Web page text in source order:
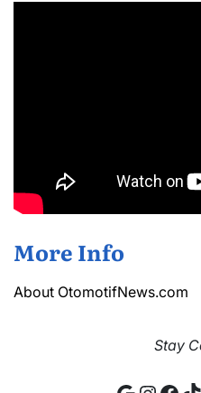
More Info
About OtomotifNews.com
Stay